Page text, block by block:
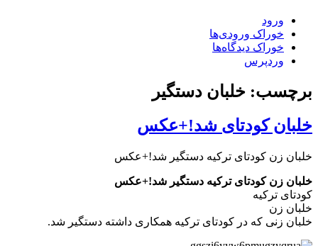
ورود
خوراک ورودی‌ها
خوراک دیدگاه‌ها
وردپرس
برچسب: خلبان دستگیر
خلبان کودتای شد!+عکس
خلبان زن کودتای ترکیه دستگیر شد!+عکس
خلبان زن کودتای ترکیه دستگیر شد!+عکس
کودتای ترکیه
خلبان زن
خلبان زنی که در کودتای ترکیه همکاری داشته دستگیر شد.